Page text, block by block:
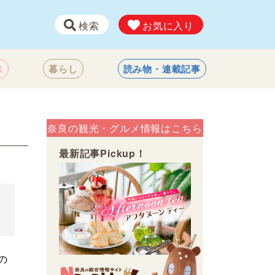
検索 お気に入り
暮らし 読み物・連載記事
奈良の観光・グルメ情報はこちら
最新記事Pickup！